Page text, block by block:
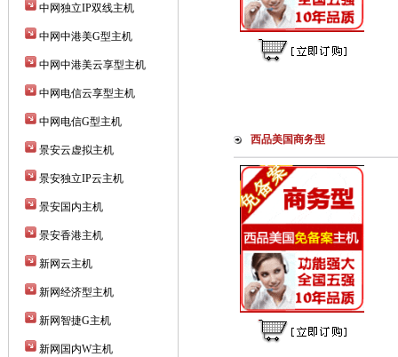
中网独立IP双线主机
中网中港美G型主机
中网中港美云享型主机
中网电信云享型主机
中网电信G型主机
景安云虚拟主机
景安独立IP云主机
景安国内主机
景安香港主机
新网云主机
新网经济型主机
新网智捷G主机
新网国内W主机
西品美国商务型